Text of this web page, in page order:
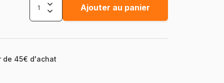
Ajouter au panier
de 45€ d'achat